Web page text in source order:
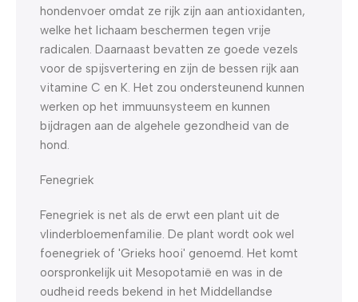
hondenvoer omdat ze rijk zijn aan antioxidanten,
welke het lichaam beschermen tegen vrije
radicalen. Daarnaast bevatten ze goede vezels
voor de spijsvertering en zijn de bessen rijk aan
vitamine C en K. Het zou ondersteunend kunnen
werken op het immuunsysteem en kunnen
bijdragen aan de algehele gezondheid van de
hond.
Fenegriek
Fenegriek is net als de erwt een plant uit de
vlinderbloemenfamilie. De plant wordt ook wel
foenegriek of 'Grieks hooi' genoemd. Het komt
oorspronkelijk uit Mesopotamië en was in de
oudheid reeds bekend in het Middellandse